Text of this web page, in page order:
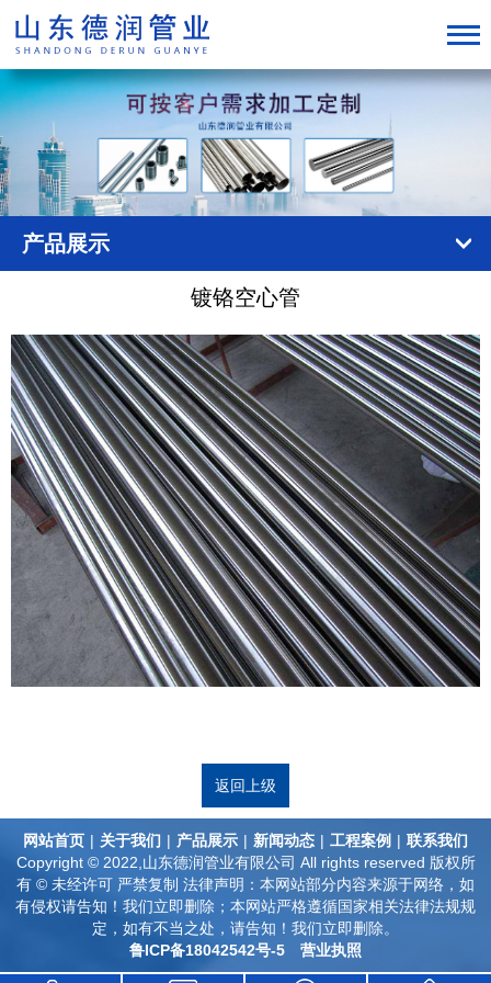
产品展示
镀铬空心管
返回上级
网站首页 | 关于我们 | 产品展示 | 新闻动态 | 工程案例 | 联系我们
Copyright © 2022,山东德润管业有限公司 All rights reserved 版权所
有 © 未经许可 严禁复制 法律声明：本网站部分内容来源于网络，如
有侵权请告知！我们立即删除；本网站严格遵循国家相关法律法规规
定，如有不当之处，请告知！我们立即删除。
鲁ICP备18042542号-5
营业执照